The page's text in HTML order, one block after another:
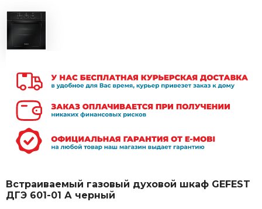
Встраиваемый газовый духовой шкаф GEFEST
ДГЭ 601-01 А черный